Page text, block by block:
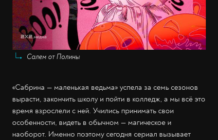
Салем от Полины
«Сабрина — маленькая ведьма» успела за семь сезонов
вырасти, закончить школу и пойти в колледж, а мы всё это
время взрослели с ней. Учились принимать свои
особенности, видеть в обычном — магическое и
наоборот. Именно поэтому сегодня сериал вызывает